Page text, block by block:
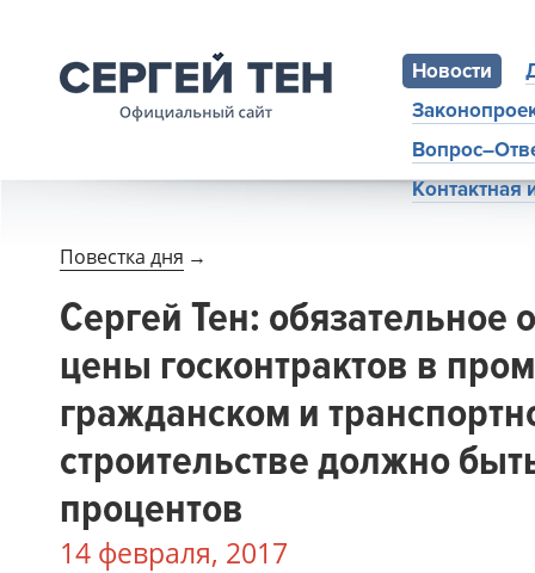
Новости
Повестка дня →
Сергей Тен: обязательное
цены госконтрактов в
гражданском и
строительстве должно
процентов
14 февраля, 2017